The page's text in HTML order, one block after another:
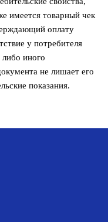
имеется товарный чек
оплату
у потребителя
либо иного
не лишает его
показания.